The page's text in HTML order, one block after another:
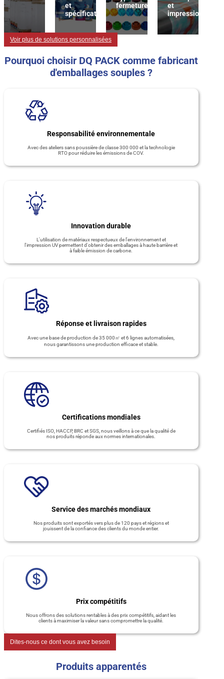
et
spécification
fermeture
et
impression
Voir plus de solutions personnalisées
Pourquoi choisir DQ PACK comme fabricant
d'emballages souples ?
Responsabilité environnementale
Avec des ateliers sans poussière de classe 300 000 et la technologie
RTO pour réduire les émissions de COV.
Innovation durable
L'utilisation de matériaux respectueux de l'environnement et
l'impression UV permettent d'obtenir des emballages à haute barrière et
à faible émission de carbone.
Réponse et livraison rapides
Avec une base de production de 35 000㎡ et 6 lignes automatisées,
nous garantissons une production efficace et stable.
Certifications mondiales
Certifiés ISO, HACCP, BRC et SGS, nous veillons à ce que la qualité de
nos produits réponde aux normes internationales.
Service des marchés mondiaux
Nos produits sont exportés vers plus de 120 pays et régions et
jouissent de la confiance des clients du monde entier.
Prix compétitifs
Nous offrons des solutions rentables à des prix compétitifs, aidant les
clients à maximiser la valeur sans compromettre la qualité.
Dites-nous ce dont vous avez besoin
Produits apparentés